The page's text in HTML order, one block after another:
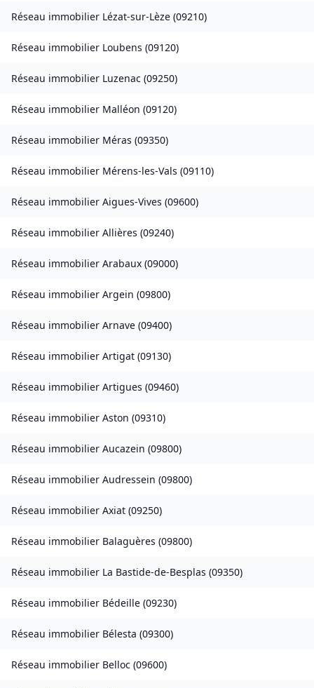
Réseau immobilier Lézat-sur-Lèze (09210)
Réseau immobilier Loubens (09120)
Réseau immobilier Luzenac (09250)
Réseau immobilier Malléon (09120)
Réseau immobilier Méras (09350)
Réseau immobilier Mérens-les-Vals (09110)
Réseau immobilier Aigues-Vives (09600)
Réseau immobilier Allières (09240)
Réseau immobilier Arabaux (09000)
Réseau immobilier Argein (09800)
Réseau immobilier Arnave (09400)
Réseau immobilier Artigat (09130)
Réseau immobilier Artigues (09460)
Réseau immobilier Aston (09310)
Réseau immobilier Aucazein (09800)
Réseau immobilier Audressein (09800)
Réseau immobilier Axiat (09250)
Réseau immobilier Balaguères (09800)
Réseau immobilier La Bastide-de-Besplas (09350)
Réseau immobilier Bédeille (09230)
Réseau immobilier Bélesta (09300)
Réseau immobilier Belloc (09600)